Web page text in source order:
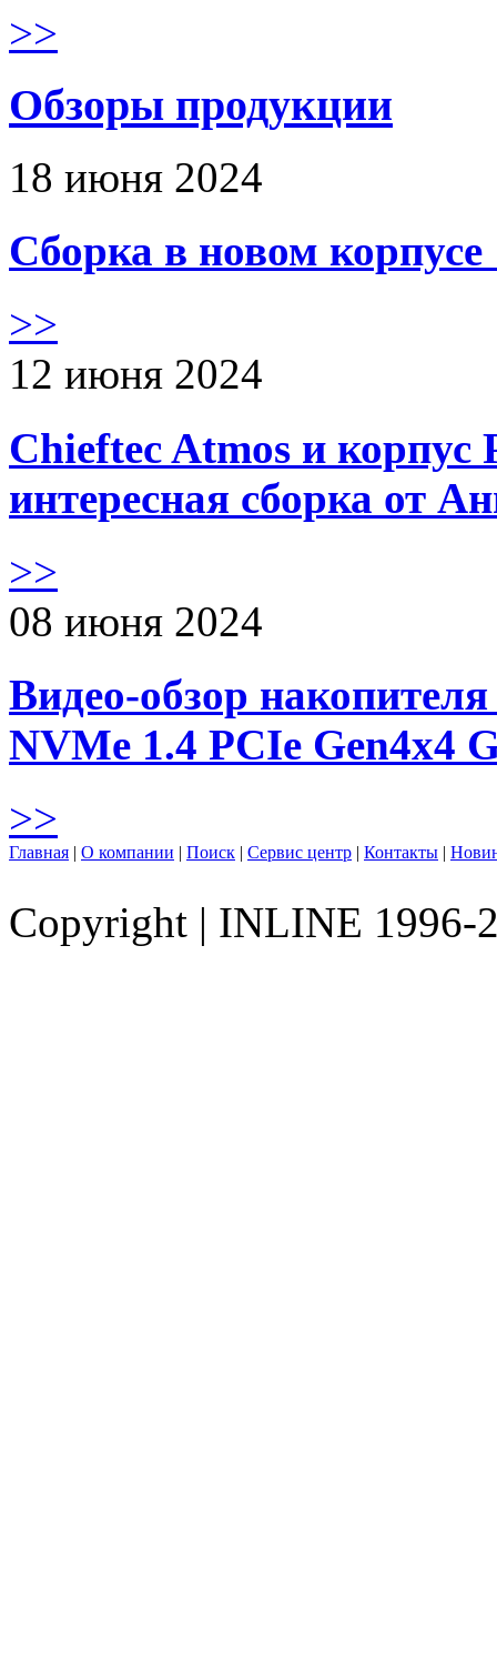
>>
Обзоры продукции
18 июня 2024
Сборка в новом
>>
12 июня 2024
Chieftec Atmos и корпус
интересная сборка от
>>
08 июня 2024
Видео-обзор
NVMe 1.4 PCIe Gen4х4
>>
Главная О компании Поиск Сервис центр Контакты
Copyright | INLINE 1996-